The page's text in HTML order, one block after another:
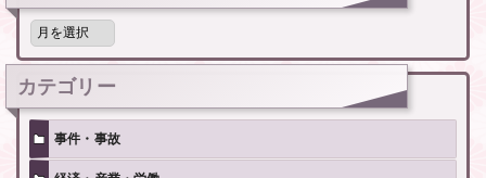
月
記
事
カテゴリー
事件・事故